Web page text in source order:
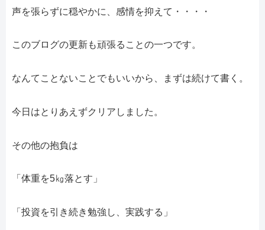
声を張らずに穏やかに、感情を抑えて・・・・
このブログの更新も頑張ることの一つです。
なんてことないことでもいいから、まずは続けて書く。
今日はとりあえずクリアしました。
その他の抱負は
「体重を5㎏落とす」
「投資を引き続き勉強し、実践する」